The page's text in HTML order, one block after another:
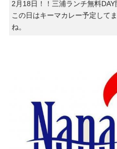
2月18日！！三浦ランチ無料DAY
この日はキーマカレー予定して
ね。